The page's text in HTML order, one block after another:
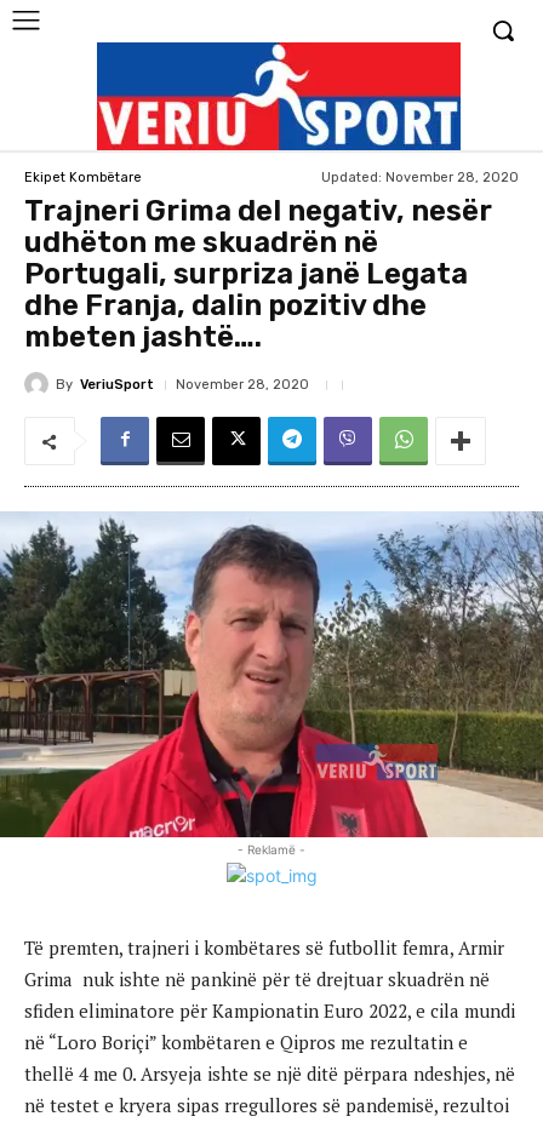
Ekipet Kombëtare Updated: November 28, 2020
Trajneri Grima del negativ, nesër
udhëton me skuadrën në
Portugali, surpriza janë Legata
dhe Franja, dalin pozitiv dhe
mbeten jashtë….
By VeriuSport November 28, 2020
- Reklamë -
Të premten, trajneri i kombëtares së futbollit femra, Armir
Grima nuk ishte në pankinë për të drejtuar skuadrën në
sfiden eliminatore për Kampionatin Euro 2022, e cila mundi
në “Loro Boriçi” kombëtaren e Qipros me rezultatin e
thellë 4 me 0. Arsyeja ishte se një ditë përpara ndeshjes, në
në testet e kryera sipas rregullores së pandemisë, rezultoi